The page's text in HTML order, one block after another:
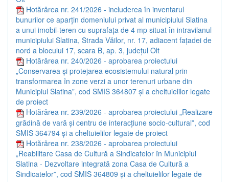
Hotărârea nr. 241/2026 - includerea în inventarul
bunurilor ce aparțin domeniului privat al municipiului Slatina
a unui imobil-teren cu suprafața de 4 mp situat în intravilanul
municipiului Slatina, Strada Văilor, nr. 17, adiacent fațadei de
nord a blocului 17, scara B, ap. 3, județul Olt
Hotărârea nr. 240/2026 - aprobarea proiectului
„Conservarea și protejarea ecosistemului natural prin
transformarea în zone verzi a unor terenuri urbane din
Municipiul Slatina”, cod SMIS 364807 și a cheltuielilor legate
de proiect
Hotărârea nr. 239/2026 - aprobarea proiectului „Realizare
grădină de vară și centru de interacțiune socio-cultural”, cod
SMIS 364794 și a cheltuielilor legate de proiect
Hotărârea nr. 238/2026 - aprobarea proiectului
„Reabilitare Casa de Cultură a Sindicatelor în Municipiul
Slatina - Dezvoltare integrată zona Casa de Cultură a
Sindicatelor”, cod SMIS 364809 și a cheltuielilor legate de